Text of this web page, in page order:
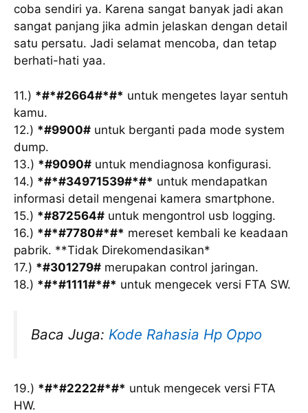
coba sendiri ya. Karena sangat banyak jadi akan
sangat panjang jika admin jelaskan dengan detail
satu persatu. Jadi selamat mencoba, dan tetap
berhati-hati yaa.
11.) *#*#2664#*#* untuk mengetes layar sentuh
kamu.
12.) *#9900# untuk berganti pada mode system
dump.
13.) *#9090# untuk mendiagnosa konfigurasi.
14.) *#*#34971539#*#* untuk mendapatkan
informasi detail mengenai kamera smartphone.
15.) *#872564# untuk mengontrol usb logging.
16.) *#*#7780#*#* mereset kembali ke keadaan
pabrik. **Tidak Direkomendasikan*
17.) *#301279# merupakan control jaringan.
18.) *#*#1111#*#* untuk mengecek versi FTA SW.
Baca Juga: Kode Rahasia Hp Oppo
19.) *#*#2222#*#* untuk mengecek versi FTA
HW.